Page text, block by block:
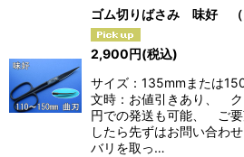
ゴム切りばさみ 味好
2,900円(税込)
サイズ：135mmまたは
文時：お値引きあり、
円での発送も可能、 ご要
したら先ずはお問い合わ
バリを取っ…